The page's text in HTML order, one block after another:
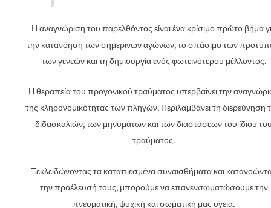
Η αναγνώριση του παρελθόντος είναι ένα κρίσιμο πρώτο βήμα
την κατανόηση των σημερινών αγώνων, το σπάσιμο των
των γενεών και τη δημιουργία ενός φωτεινότερου μέλλοντος.
Η θεραπεία του προγονικού τραύματος υπερβαίνει την
της κληρονομικότητας των πληγών. Περιλαμβάνει τη διερεύνηση
διδασκαλιών, των μηνυμάτων και των διαστάσεων του ίδιου
τραύματος.
Ξεκλειδώνοντας τα καταπιεσμένα συναισθήματα και
την προέλευσή τους, μπορούμε να επανενσωματώσουμε την
πνευματική, ψυχική και σωματική μας υγεία.